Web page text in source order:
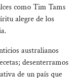
como Tim Tams
alegre de los
australianos
desenterramos
de un país que